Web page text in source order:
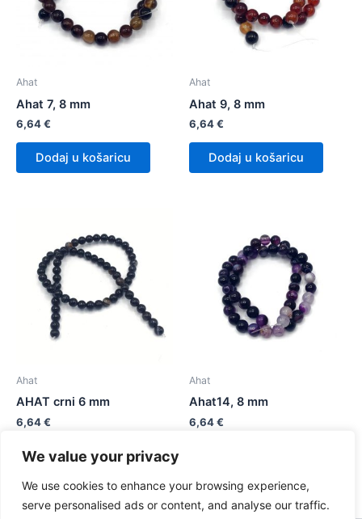
We value your privacy
We use cookies to enhance your browsing experience,
serve personalised ads or content, and analyse our traffic.
Ahat
Ahat 7, 8 mm
6,64€
Dodaj u košaricu
Ahat
Ahat 9, 8 mm
6,64€
Dodaj u košaricu
Ahat
AHAT crni 6 mm
6,64€
Dodaj u košaricu
Ahat
Ahat14, 8 mm
6,64€